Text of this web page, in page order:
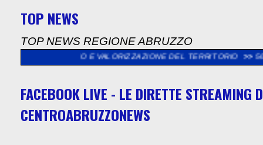
TOP NEWS
TOP NEWS REGIONE ABRUZZO
E VALORIZZAZIONE DEL TERRITORIO >> 56^MOSTRA
FACEBOOK LIVE - LE DIRETTE STREAMING
CENTROABRUZZONEWS